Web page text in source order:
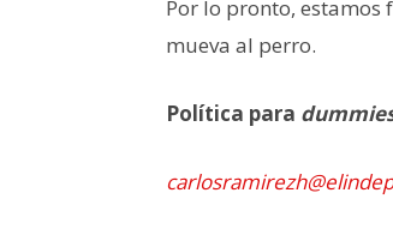
Por lo pronto, estamos
mueva al perro.
Política para